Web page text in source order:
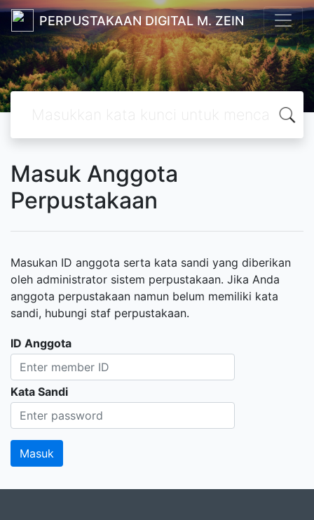
PERPUSTAKAAN DIGITAL M. ZEIN
Masuk Anggota
Perpustakaan
Masukan ID anggota serta kata sandi yang diberikan
oleh administrator sistem perpustakaan. Jika Anda
anggota perpustakaan namun belum memiliki kata
sandi, hubungi staf perpustakaan.
ID Anggota
Kata Sandi